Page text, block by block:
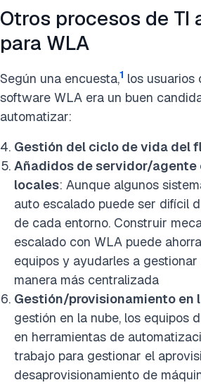
Otros procesos de TI
para WLA
Según una encuesta,1 los usuarios
software WLA era un buen
automatizar:
Gestión del ciclo de vida del
Añadidos de servidor/agente
locales: Aunque algunos
auto escalado puede ser difícil
de cada entorno. Construir
escalado con WLA puede
equipos y ayudarles a
manera más centralizada
Gestión/provisionamiento en
gestión en la nube, los equipos
en herramientas de
trabajo para gestionar el
desaprovisionamiento de